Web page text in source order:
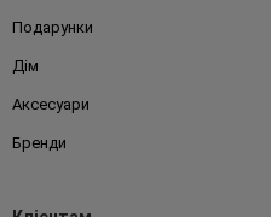
Подарунки
Дім
Аксесуари
Бренди